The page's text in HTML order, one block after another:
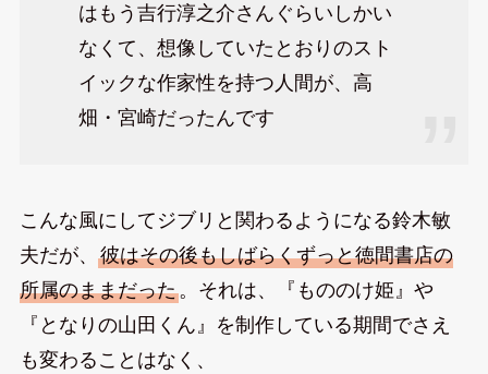
はもう吉行淳之介さんぐらいしかい
なくて、想像していたとおりのスト
イックな作家性を持つ人間が、高
畑・宮崎だったんです
こんな風にしてジブリと関わるようになる鈴木敏
夫だが、 彼はその後もしばらくずっと徳間書店の
所属のままだった。それは、『もののけ姫』や
『となりの山田くん』を制作している期間でさえ
も変わることはなく、